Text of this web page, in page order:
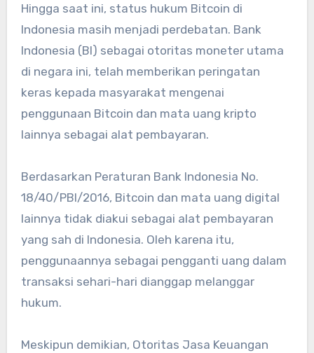
Hingga saat ini, status hukum Bitcoin di
Indonesia masih menjadi perdebatan. Bank
Indonesia (BI) sebagai otoritas moneter utama
di negara ini, telah memberikan peringatan
keras kepada masyarakat mengenai
penggunaan Bitcoin dan mata uang kripto
lainnya sebagai alat pembayaran.
Berdasarkan Peraturan Bank Indonesia No.
18/40/PBI/2016, Bitcoin dan mata uang digital
lainnya tidak diakui sebagai alat pembayaran
yang sah di Indonesia. Oleh karena itu,
penggunaannya sebagai pengganti uang dalam
transaksi sehari-hari dianggap melanggar
hukum.
Meskipun demikian, Otoritas Jasa Keuangan